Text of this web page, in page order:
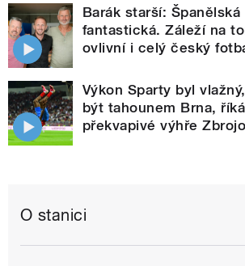
Barák starší: Španělská
fantastická. Záleží na
ovlivní i celý český
Výkon Sparty byl
být tahounem Brna,
překvapivé výhře
O stanici